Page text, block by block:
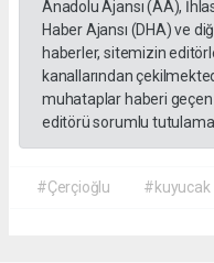
Anadolu Ajansı (AA),
Haber Ajansı (DHA) ve
haberler, sitemizin
kanallarından
muhataplar haberi
editörü sorumlu
#Çerçioğlu #kuyucak